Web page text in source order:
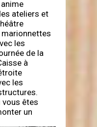
ateliers et
marionnettes
les
de la
à
les
vous êtes
un